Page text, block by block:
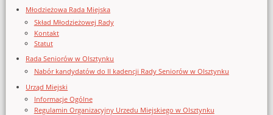
Młodzieżowa Rada Miejska
Skład Młodzieżowej Rady
Kontakt
Statut
Rada Seniorów w Olsztynku
Nabór kandydatów do II kadencji Rady Seniorów w Olsztynku
Urząd Miejski
Informacje Ogólne
Regulamin Organizacyjny Urzedu Miejskiego w Olsztynku